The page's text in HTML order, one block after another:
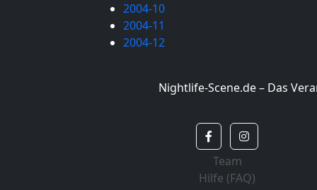
2004-10
2004-11
2004-12
Nightlife-Scene.de – Das
Team
Hilfe (FAQ)